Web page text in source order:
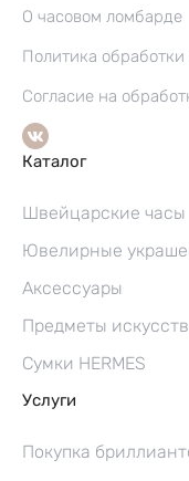
О часовом ломбарде
Политика
Согласие на
Каталог
Швейцарские часы
Ювелирные
Аксессуары
Предметы
Сумки HERMES
Услуги
Покупка